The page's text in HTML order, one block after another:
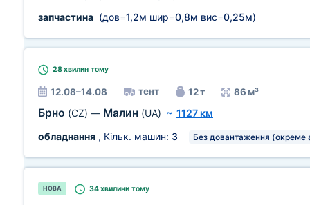
запчастина (дов=1,2м шир=0,8м вис=0,25м)
28 хвилин тому
12.08–14.08 тент 12 т 86 м³
Брно (CZ) — Малин (UA) ~ 1127 км
обладнання , Кільк. машин: 3 Без довантаження (окреме
НОВА 34 хвилини тому